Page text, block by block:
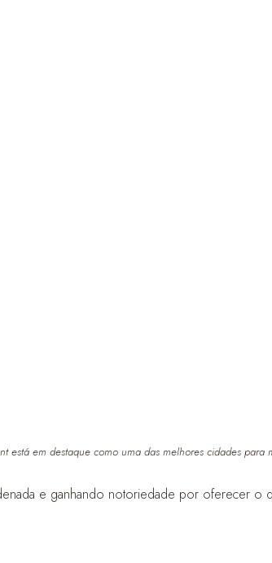
em destaque como uma das melhores cidades para
e ganhando notoriedade por oferecer o